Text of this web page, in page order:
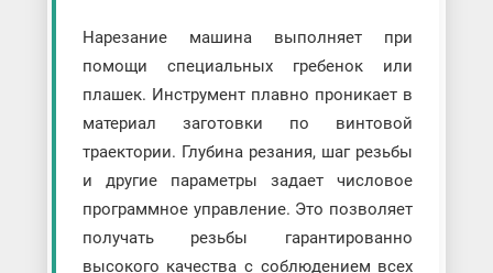
Нарезание машина выполняет при
помощи специальных гребенок или
плашек. Инструмент плавно проникает в
материал заготовки по винтовой
траектории. Глубина резания, шаг резьбы
и другие параметры задает числовое
программное управление. Это позволяет
получать резьбы гарантированно
высокого качества с соблюдением всех